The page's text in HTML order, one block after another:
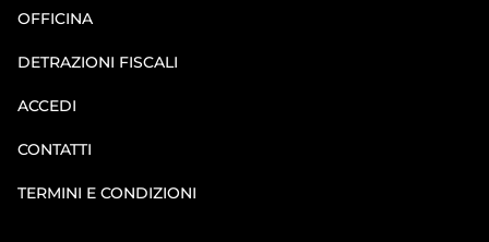
OFFICINA
DETRAZIONI FISCALI
ACCEDI
CONTATTI
TERMINI E CONDIZIONI